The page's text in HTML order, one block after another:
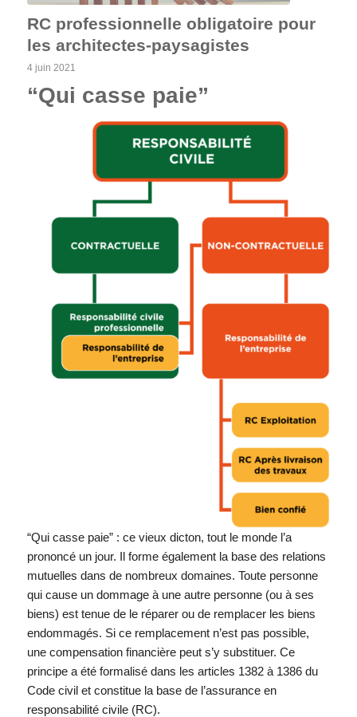
RC professionnelle obligatoire pour
les architectes-paysagistes
4 juin 2021
“Qui casse paie”
“Qui casse paie” : ce vieux dicton, tout le monde l’a
prononcé un jour. Il forme également la base des relations
mutuelles dans de nombreux domaines. Toute personne
qui cause un dommage à une autre personne (ou à ses
biens) est tenue de le réparer ou de remplacer les biens
endommagés. Si ce remplacement n’est pas possible,
une compensation financière peut s’y substituer. Ce
principe a été formalisé dans les articles 1382 à 1386 du
Code civil et constitue la base de l’assurance en
responsabilité civile (RC).